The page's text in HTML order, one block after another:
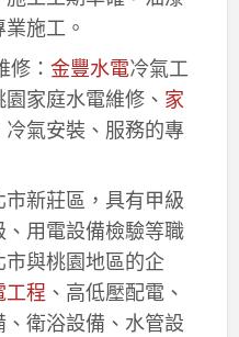
施工。
修： 金豐水電冷氣工
家庭水電維修、 家
氣安裝、服務的專
新莊區，具有甲級
用電設備檢驗等職
與桃園地區的企
工程 、高低壓配電、
衛浴設備、水管設